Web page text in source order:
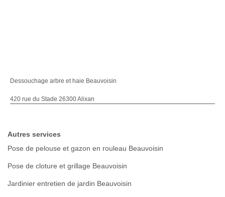
Dessouchage arbre et haie Beauvoisin
420 rue du Stade 26300 Alixan
Autres services
Pose de pelouse et gazon en rouleau Beauvoisin
Pose de cloture et grillage Beauvoisin
Jardinier entretien de jardin Beauvoisin